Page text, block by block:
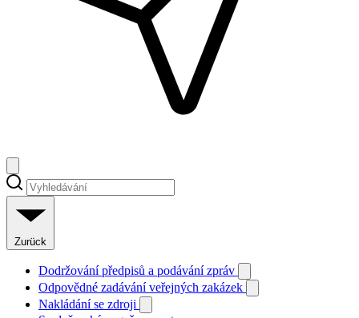
Zurück
Dodržování předpisů a podávání zpráv
Odpovědné zadávání veřejných zakázek
Nakládání se zdroji